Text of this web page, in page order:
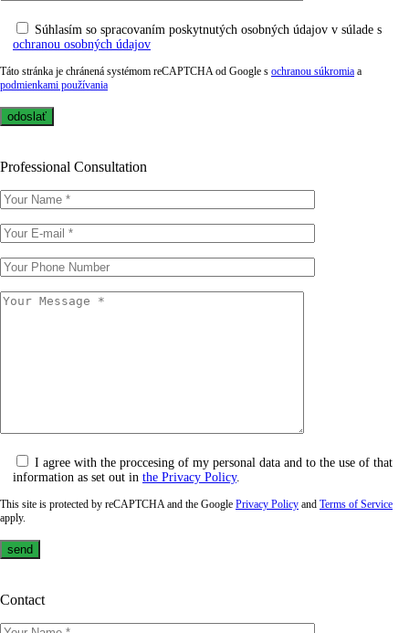
Súhlasím so spracovaním poskytnutých osobných údajov v súlade s
ochranou osobných údajov
Táto stránka je chránená systémom reCAPTCHA od Google s ochranou súkromia a
podmienkami používania
Professional Consultation
I agree with the proccesing of my personal data and to the use of that
information as set out in the Privacy Policy.
This site is protected by reCAPTCHA and the Google Privacy Policy and Terms of Service
apply.
Contact